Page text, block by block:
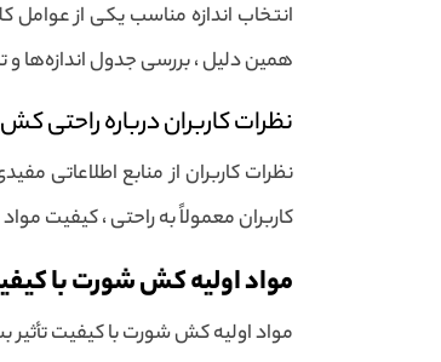
انتخاب اندازه مناسب یکی از
همین دلیل ، بررسی جدول
نظرات کاربران درباره راحتی
نظرات کاربران از منابع اطلاعاتی
کاربران معمولاً به راحتی ، کیفیت
مواد اولیه کش شورت با
مواد اولیه کش شورت با کیفیت تأثیر